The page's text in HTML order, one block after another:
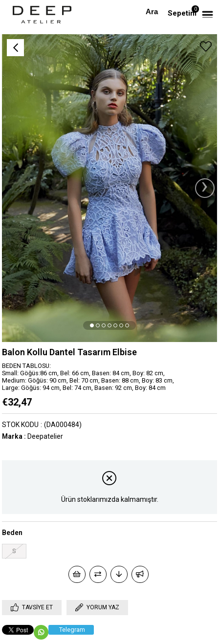
Sepetim0
Anasayfa Balon Kollu Dantel Tasarım Elbise
›
Balon Kollu Dantel Tasarım Elbise
BEDEN TABLOSU:
Small: Göğüs:86 cm, Bel: 66 cm, Basen: 84 cm, Boy: 82 cm,
Medium: Göğüs: 90 cm, Bel: 70 cm, Basen: 88 cm, Boy: 83 cm,
Large: Göğüs: 94 cm, Bel: 74 cm, Basen: 92 cm, Boy: 84 cm
€32,47
(DA000484)
STOK KODU
Marka : Deepatelier
Ürün stoklarımızda kalmamıştır.
Beden
S
TAVSIYE ET YORUM YAZ
Telegram